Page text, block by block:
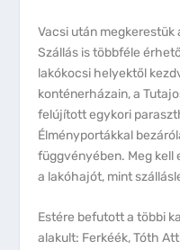
Vacsi után megkerestük
Szállás is többféle
lakókocsi helyektől
konténerházain, a
felújított egykori
Élményportákkal
függvényében. Meg kell
a lakóhajót, mint
Estére befutott a többi
alakult: Ferkéék, Tóth